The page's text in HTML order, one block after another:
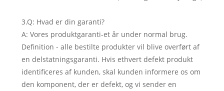
3.Q: Hvad er din garanti?
A: Vores produktgaranti-et år under normal brug.
Definition - alle bestilte produkter vil blive overført af
en delstatningsgaranti. Hvis ethvert defekt produkt
identificeres af kunden, skal kunden informere os om
den komponent, der er defekt, og vi sender en